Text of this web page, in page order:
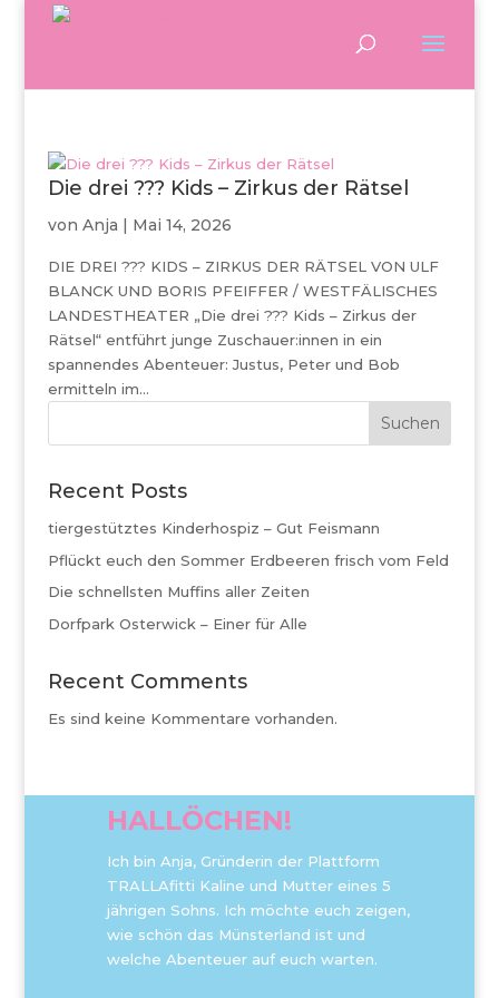
Die drei ??? Kids – Zirkus der Rätsel
von Anja | Mai 14, 2026
DIE DREI ??? KIDS – ZIRKUS DER RÄTSEL VON ULF
BLANCK UND BORIS PFEIFFER / WESTFÄLISCHES
LANDESTHEATER „Die drei ??? Kids – Zirkus der
Rätsel“ entführt junge Zuschauer:innen in ein
spannendes Abenteuer: Justus, Peter und Bob
ermitteln im...
Suchen
Recent Posts
tiergestütztes Kinderhospiz – Gut Feismann
Pflückt euch den Sommer Erdbeeren frisch vom Feld
Die schnellsten Muffins aller Zeiten
Dorfpark Osterwick – Einer für Alle
Recent Comments
Es sind keine Kommentare vorhanden.
HALLÖCHEN!
Ich bin Anja, Gründerin der Plattform
TRALLAfitti Kaline und Mutter eines 5
jährigen Sohns. Ich möchte euch zeigen,
wie schön das Münsterland ist und
welche Abenteuer auf euch warten.